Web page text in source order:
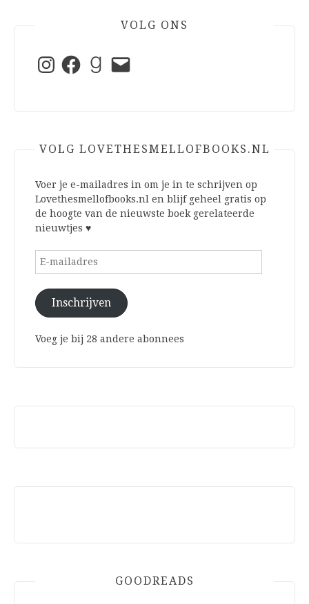
VOLG ONS
InstagramFacebookGoodreads
E-
mail
VOLG LOVETHESMELLOFBOOKS.NL
Voer je e-mailadres in om je in te schrijven op
Lovethesmellofbooks.nl en blijf geheel gratis op
de hoogte van de nieuwste boek gerelateerde
nieuwtjes ♥
E-
Inschrijven
Voeg je bij 28 andere abonnees
GOODREADS